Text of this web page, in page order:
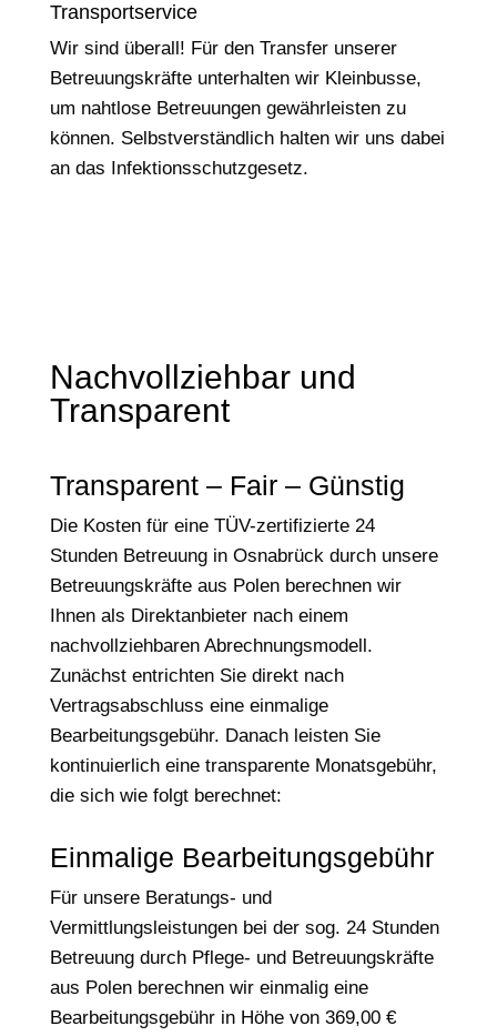
Transportservice
Wir sind überall! Für den Transfer unserer
Betreuungskräfte unterhalten wir Kleinbusse,
um nahtlose Betreuungen gewährleisten zu
können. Selbstverständlich halten wir uns dabei
an das Infektionsschutzgesetz.
Nachvollziehbar und
Transparent
Transparent – Fair – Günstig
Die Kosten für eine TÜV-zertifizierte 24
Stunden Betreuung in Osnabrück durch unsere
Betreuungskräfte aus Polen berechnen wir
Ihnen als Direktanbieter nach einem
nachvollziehbaren Abrechnungsmodell.
Zunächst entrichten Sie direkt nach
Vertragsabschluss eine einmalige
Bearbeitungsgebühr. Danach leisten Sie
kontinuierlich eine transparente Monatsgebühr,
die sich wie folgt berechnet:
Einmalige Bearbeitungsgebühr
Für unsere Beratungs- und
Vermittlungsleistungen bei der sog. 24 Stunden
Betreuung durch Pflege- und Betreuungskräfte
aus Polen berechnen wir einmalig eine
Bearbeitungsgebühr in Höhe von 369,00 €